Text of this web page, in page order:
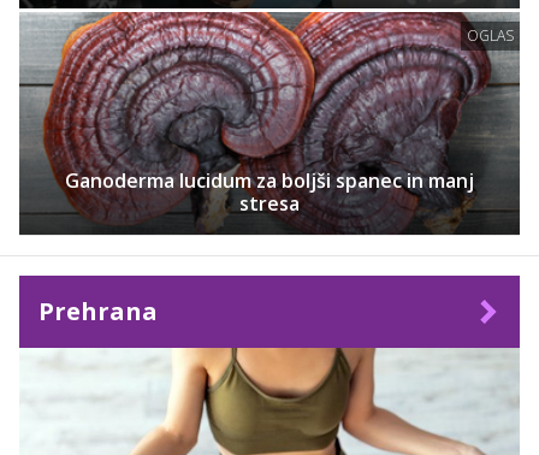
OGLAS
Ganoderma lucidum za boljši spanec in manj
stresa
Prehrana